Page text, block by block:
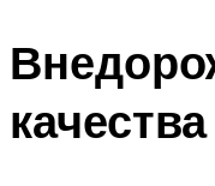
качества